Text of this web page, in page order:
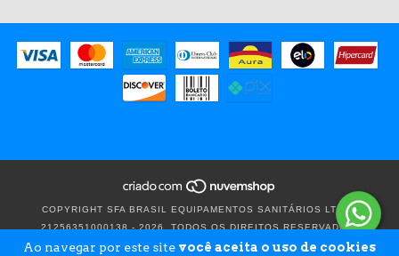
Ao navegar por este site você aceita o uso de cookies
COPYRIGHT SFA BRASIL EQUIPAMENTOS SANITÁRIOS LTDA -
21256351000138 - 2026. TODOS OS DIREITOS RESERVADOS.